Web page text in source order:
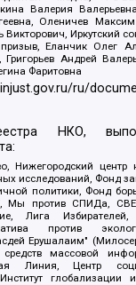
Валерия
Оленичев
Викторович, Иркутский
Еланчик Олег
Андрей
Фаритовна
ru/
НКО,
Нижегородский центр
исследований, Фонд
политики, Фонд
Мы против СПИДа,
Лига
против
Ерушалаим"
средств массовой
Линия, Центр
глобализации